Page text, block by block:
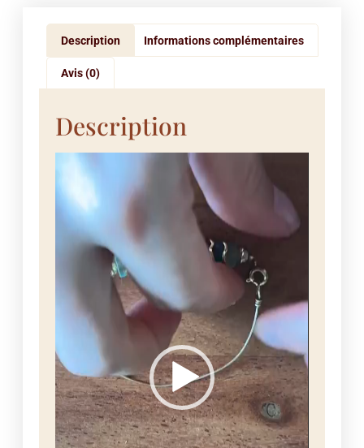
Description Informations complémentaires
Avis (0)
Description
Lecteur